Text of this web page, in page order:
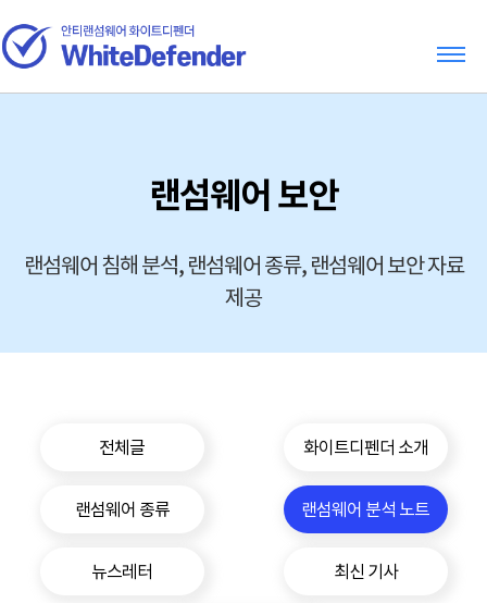
랜섬웨어 보안
랜섬웨어 침해 분석, 랜섬웨어 종류, 랜섬웨어 보안 자료
제공
전체글 화이트디펜더 소개
랜섬웨어 종류 랜섬웨어 분석 노트
뉴스레터 최신 기사